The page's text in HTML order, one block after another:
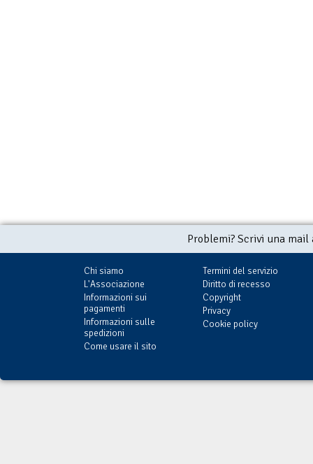
Problemi? Scrivi una
Chi siamo
L'Associazione
Informazioni sui
pagamenti
Informazioni sulle
spedizioni
Come usare il sito
Termini del servizio
Diritto di recesso
Copyright
Privacy
Cookie policy